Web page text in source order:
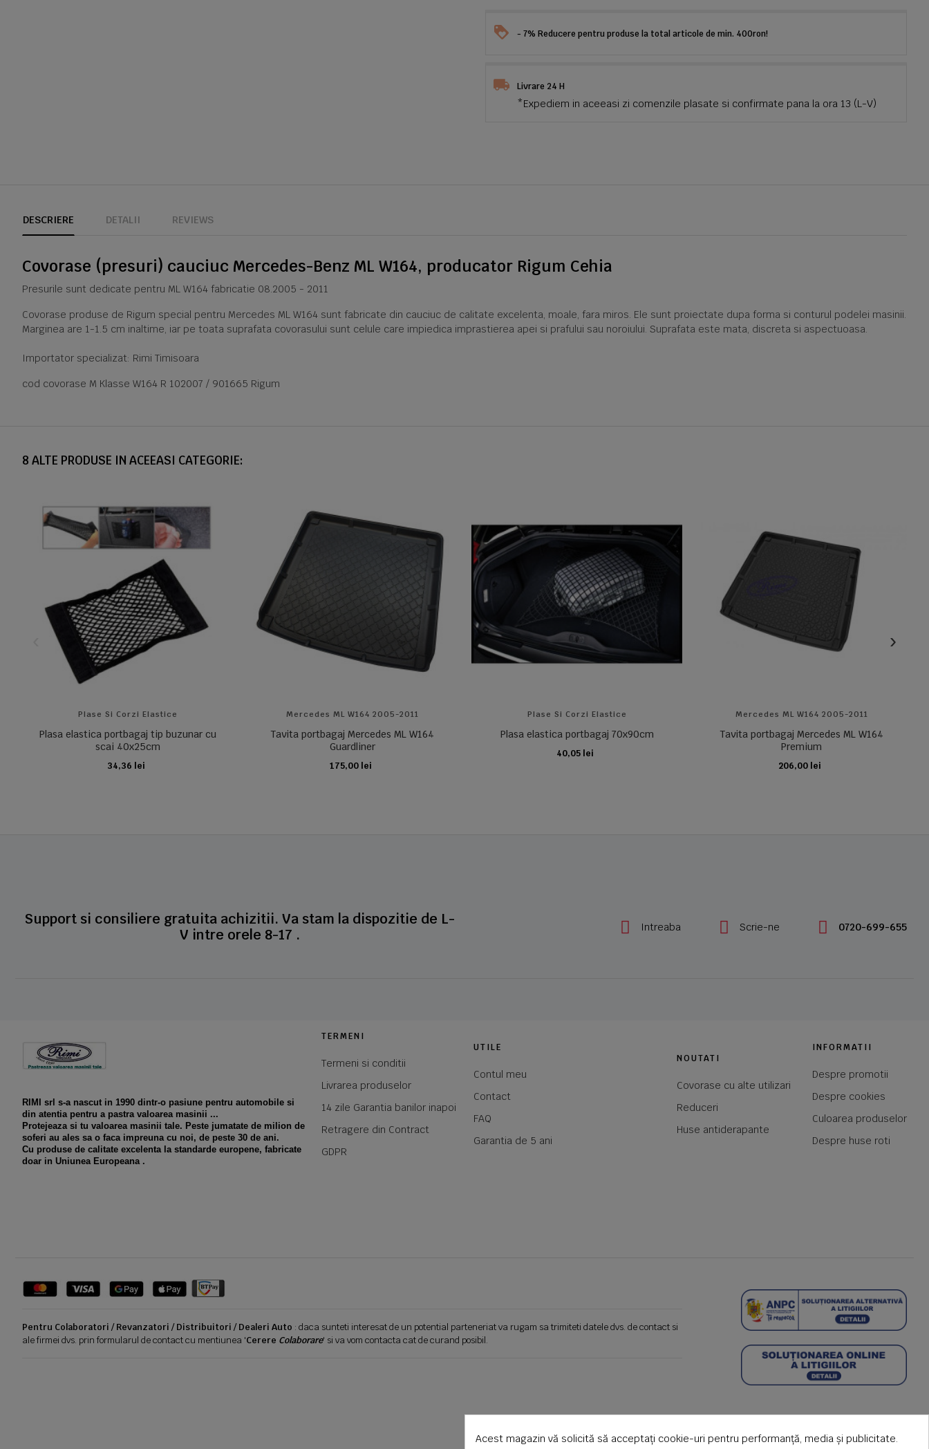
- 7% Reducere pentru produse la total articole de min. 400ron!
Livrare 24 H
*Expediem in aceeasi zi comenzile plasate si confirmate pana la ora 13 (L-V)
DESCRIERE DETALII REVIEWS
Covorase (presuri) cauciuc Mercedes-Benz ML W164, producator Rigum Cehia
Presurile sunt dedicate pentru ML W164 fabricatie 08.2005 - 2011
Covorase produse de Rigum special pentru Mercedes ML W164 sunt fabricate din cauciuc de calitate excelenta, moale, fara miros. Ele sunt proiectate dupa forma si conturul podelei masinii.
Marginea are 1-1.5 cm inaltime, iar pe toata suprafata covorasului sunt celule care impiedica imprastierea apei si prafului sau noroiului. Suprafata este mata, discreta si aspectuoasa.
Importator specializat: Rimi Timisoara
cod covorase M Klasse W164 R 102007 / 901665 Rigum
8 ALTE PRODUSE IN ACEEASI CATEGORIE:
Plase Si Corzi Elastice
Plasa elastica portbagaj tip buzunar cu
scai 40x25cm
34,36 lei
ADAUGA IN COS
Mercedes ML W164 2005-2011
Tavita portbagaj Mercedes ML W164
Guardliner
175,00 lei
ADAUGA IN COS
Plase Si Corzi Elastice
Plasa elastica portbagaj 70x90cm
40,05 lei
ADAUGA IN COS
Mercedes ML W164 2005-2011
Tavita portbagaj Mercedes ML W164
Premium
206,00 lei
ADAUGA IN COS
Support si consiliere gratuita achizitii. Va stam la dispozitie de L-
V intre orele 8-17 .
Intreaba Scrie-ne 0720-699-655
RIMI srl s-a nascut in 1990 dintr-o pasiune pentru automobile si
din atentia pentru a pastra valoarea masinii ...
Protejeaza si tu valoarea masinii tale. Peste jumatate de milion de
soferi au ales sa o faca impreuna cu noi, de peste 30 de ani.
Cu produse de calitate excelenta la standarde europene, fabricate
doar in Uniunea Europeana .
TERMENI
Termeni si conditii
Livrarea produselor
14 zile Garantia banilor inapoi
Retragere din Contract
GDPR
UTILE
Contul meu
Contact
FAQ
Garantia de 5 ani
NOUTATI
Covorase cu alte utilizari
Reduceri
Huse antiderapante
INFORMATII
Despre promotii
Despre cookies
Culoarea produselor
Despre huse roti
Pentru Colaboratori / Revanzatori / Distribuitori / Dealeri Auto : daca sunteti interesat de un potential parteneriat va rugam sa trimiteti datele dvs. de contact si
ale firmei dvs. prin formularul de contact cu mentiunea 'Cerere Colaborare' si va vom contacta cat de curand posibil.
Acest magazin vă solicită să acceptați cookie-uri pentru performanță, media și publicitate.